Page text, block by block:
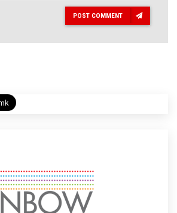
POST COMMENT